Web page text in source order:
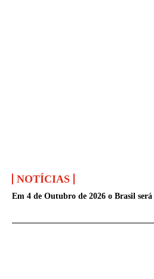
NOTÍCIAS
Em 4 de Outubro de 2026 o Brasil